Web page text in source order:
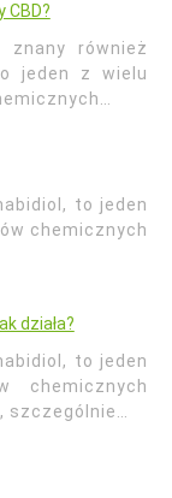
CBD?
znany również
jeden z wielu
to jeden
chemicznych
działa?
to jeden
chemicznych